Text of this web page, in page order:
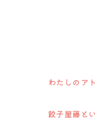
わたしのア
餃子屋藤と